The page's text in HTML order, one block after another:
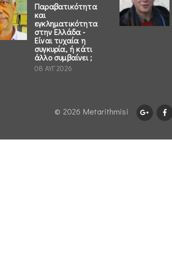
Παραβατικότητα
και
εγκληματικότητα
στην Ελλάδα -
Είναι τυχαία η
συγκυρία, ή κάτι
άλλο συμβαίνει ;
08 ΑΥΓ 2026
© 2026 Μetarithmisi